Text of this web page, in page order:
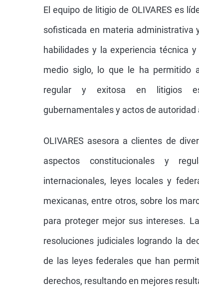
El equipo de litigio de OLIVARES es
sofisticada en materia administrativa
habilidades y la experiencia técnica
medio siglo, lo que le ha permitido
regular y exitosa en litigios
gubernamentales y actos de autoridad
OLIVARES asesora a clientes de
aspectos constitucionales y
internacionales, leyes locales y
mexicanas, entre otros, sobre los
para proteger mejor sus intereses.
resoluciones judiciales logrando la
de las leyes federales que han
derechos, resultando en mejores